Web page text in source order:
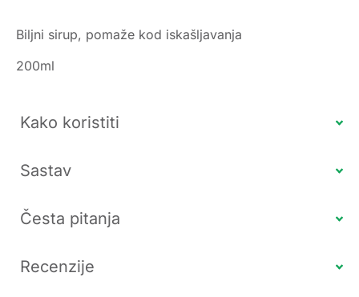
Biljni sirup, pomaže kod iskašljavanja
200ml
Kako koristiti
Sastav
Česta pitanja
Recenzije